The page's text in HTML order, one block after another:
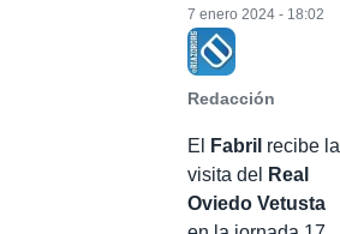
Redacción
7 enero 2024 - 18:02
El Fabril recibe la
visita del
Real
Oviedo Vetusta